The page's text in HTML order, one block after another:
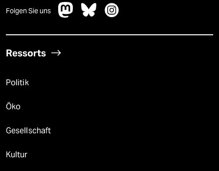
Folgen Sie uns
Ressorts
Politik
Öko
Gesellschaft
Kultur